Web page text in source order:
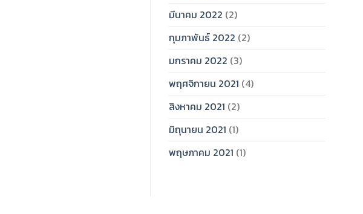
มีนาคม 2022 (2)
กุมภาพันธ์ 2022 (2)
มกราคม 2022 (3)
พฤศจิกายน 2021 (4)
สิงหาคม 2021 (2)
มิถุนายน 2021 (1)
พฤษภาคม 2021 (1)